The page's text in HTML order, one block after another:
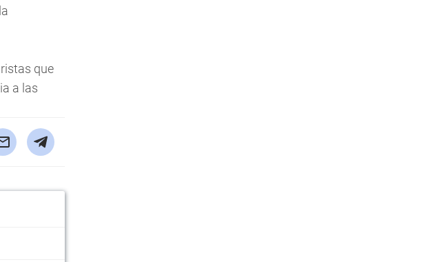
que
a las